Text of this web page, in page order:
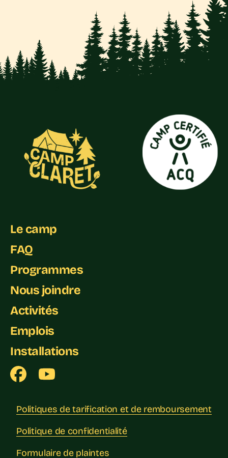
Le camp
FAQ
Programmes
Nous joindre
Activités
Emplois
Installations
Politiques de tarification et de remboursement
Politique de confidentialité
Formulaire de plaintes